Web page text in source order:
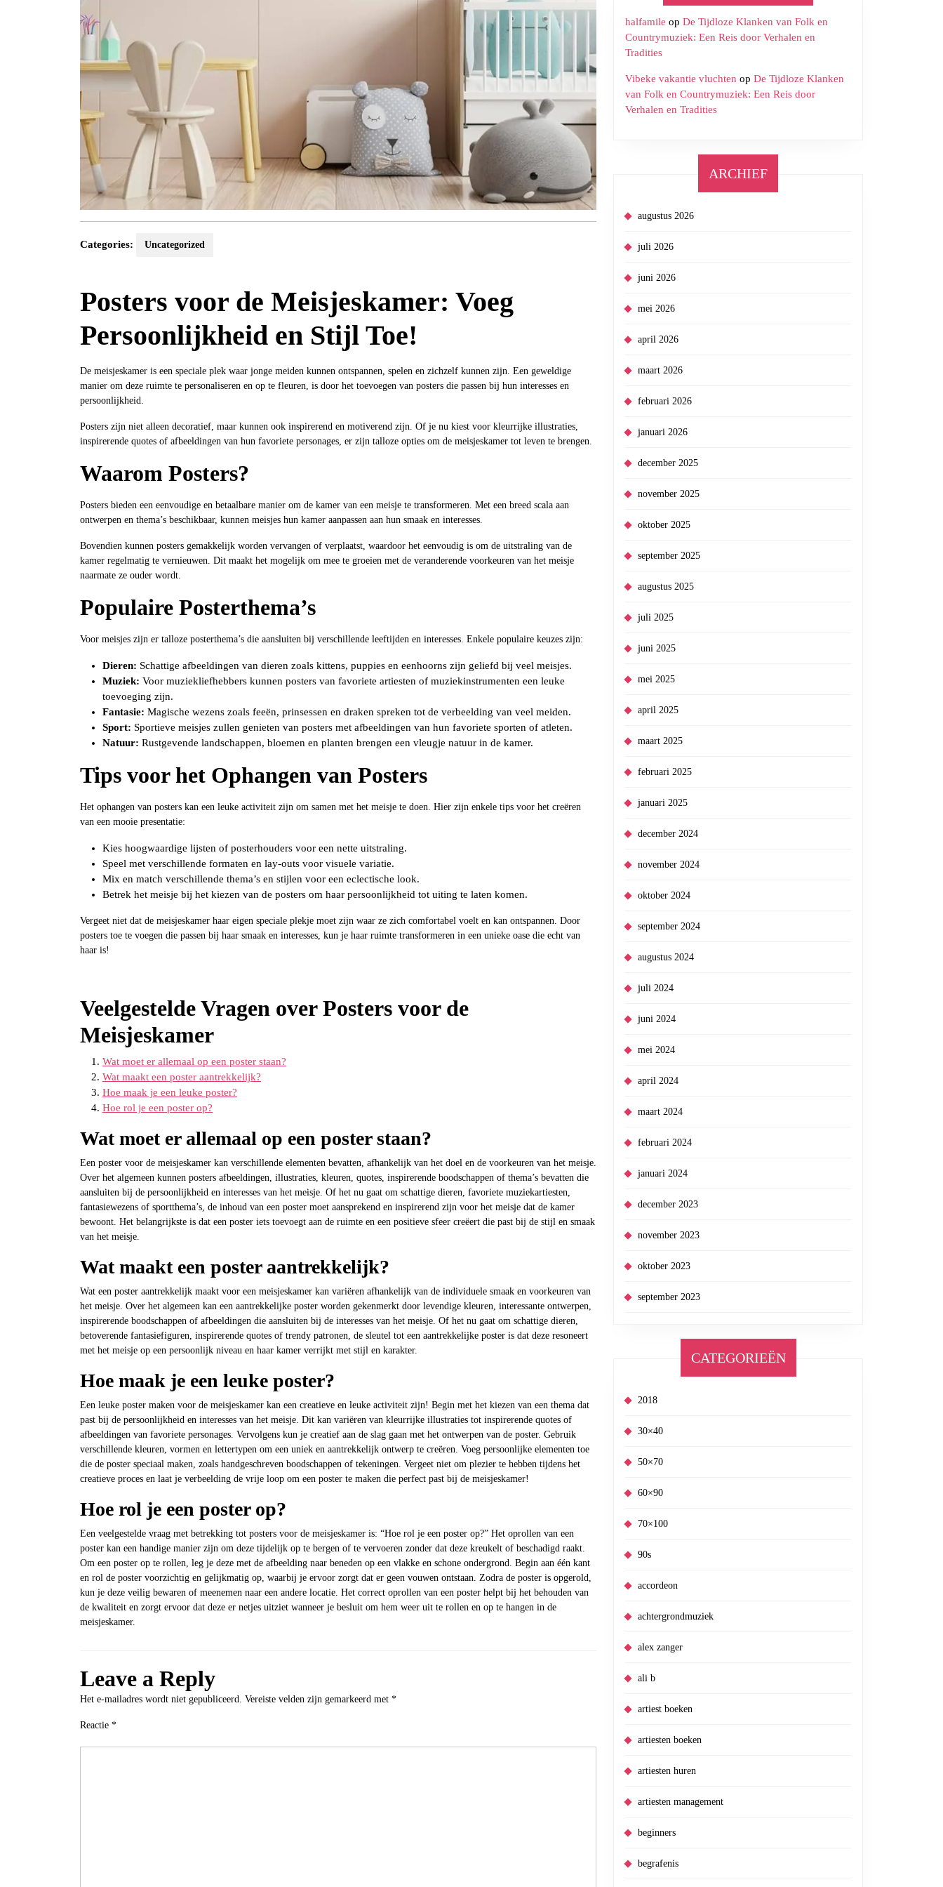
Categories: Uncategorized
Posters voor de Meisjeskamer: Voeg
Persoonlijkheid en Stijl Toe!
De meisjeskamer is een speciale plek waar jonge meiden kunnen ontspannen, spelen en zichzelf kunnen zijn. Een geweldige
manier om deze ruimte te personaliseren en op te fleuren, is door het toevoegen van posters die passen bij hun interesses en
persoonlijkheid.
Posters zijn niet alleen decoratief, maar kunnen ook inspirerend en motiverend zijn. Of je nu kiest voor kleurrijke illustraties,
inspirerende quotes of afbeeldingen van hun favoriete personages, er zijn talloze opties om de meisjeskamer tot leven te brengen.
Waarom Posters?
Posters bieden een eenvoudige en betaalbare manier om de kamer van een meisje te transformeren. Met een breed scala aan
ontwerpen en thema’s beschikbaar, kunnen meisjes hun kamer aanpassen aan hun smaak en interesses.
Bovendien kunnen posters gemakkelijk worden vervangen of verplaatst, waardoor het eenvoudig is om de uitstraling van de
kamer regelmatig te vernieuwen. Dit maakt het mogelijk om mee te groeien met de veranderende voorkeuren van het meisje
naarmate ze ouder wordt.
Populaire Posterthema’s
Voor meisjes zijn er talloze posterthema’s die aansluiten bij verschillende leeftijden en interesses. Enkele populaire keuzes zijn:
Dieren: Schattige afbeeldingen van dieren zoals kittens, puppies en eenhoorns zijn geliefd bij veel meisjes.
Muziek: Voor muziekliefhebbers kunnen posters van favoriete artiesten of muziekinstrumenten een leuke
toevoeging zijn.
Fantasie: Magische wezens zoals feeën, prinsessen en draken spreken tot de verbeelding van veel meiden.
Sport: Sportieve meisjes zullen genieten van posters met afbeeldingen van hun favoriete sporten of atleten.
Natuur: Rustgevende landschappen, bloemen en planten brengen een vleugje natuur in de kamer.
Tips voor het Ophangen van Posters
Het ophangen van posters kan een leuke activiteit zijn om samen met het meisje te doen. Hier zijn enkele tips voor het creëren
van een mooie presentatie:
Kies hoogwaardige lijsten of posterhouders voor een nette uitstraling.
Speel met verschillende formaten en lay-outs voor visuele variatie.
Mix en match verschillende thema’s en stijlen voor een eclectische look.
Betrek het meisje bij het kiezen van de posters om haar persoonlijkheid tot uiting te laten komen.
Vergeet niet dat de meisjeskamer haar eigen speciale plekje moet zijn waar ze zich comfortabel voelt en kan ontspannen. Door
posters toe te voegen die passen bij haar smaak en interesses, kun je haar ruimte transformeren in een unieke oase die echt van
haar is!
Veelgestelde Vragen over Posters voor de
Meisjeskamer
Wat moet er allemaal op een poster staan?
Wat maakt een poster aantrekkelijk?
Hoe maak je een leuke poster?
Hoe rol je een poster op?
Wat moet er allemaal op een poster staan?
Een poster voor de meisjeskamer kan verschillende elementen bevatten, afhankelijk van het doel en de voorkeuren van het meisje.
Over het algemeen kunnen posters afbeeldingen, illustraties, kleuren, quotes, inspirerende boodschappen of thema’s bevatten die
aansluiten bij de persoonlijkheid en interesses van het meisje. Of het nu gaat om schattige dieren, favoriete muziekartiesten,
fantasiewezens of sportthema’s, de inhoud van een poster moet aansprekend en inspirerend zijn voor het meisje dat de kamer
bewoont. Het belangrijkste is dat een poster iets toevoegt aan de ruimte en een positieve sfeer creëert die past bij de stijl en smaak
van het meisje.
Wat maakt een poster aantrekkelijk?
Wat een poster aantrekkelijk maakt voor een meisjeskamer kan variëren afhankelijk van de individuele smaak en voorkeuren van
het meisje. Over het algemeen kan een aantrekkelijke poster worden gekenmerkt door levendige kleuren, interessante ontwerpen,
inspirerende boodschappen of afbeeldingen die aansluiten bij de interesses van het meisje. Of het nu gaat om schattige dieren,
betoverende fantasiefiguren, inspirerende quotes of trendy patronen, de sleutel tot een aantrekkelijke poster is dat deze resoneert
met het meisje op een persoonlijk niveau en haar kamer verrijkt met stijl en karakter.
Hoe maak je een leuke poster?
Een leuke poster maken voor de meisjeskamer kan een creatieve en leuke activiteit zijn! Begin met het kiezen van een thema dat
past bij de persoonlijkheid en interesses van het meisje. Dit kan variëren van kleurrijke illustraties tot inspirerende quotes of
afbeeldingen van favoriete personages. Vervolgens kun je creatief aan de slag gaan met het ontwerpen van de poster. Gebruik
verschillende kleuren, vormen en lettertypen om een uniek en aantrekkelijk ontwerp te creëren. Voeg persoonlijke elementen toe
die de poster speciaal maken, zoals handgeschreven boodschappen of tekeningen. Vergeet niet om plezier te hebben tijdens het
creatieve proces en laat je verbeelding de vrije loop om een poster te maken die perfect past bij de meisjeskamer!
Hoe rol je een poster op?
Een veelgestelde vraag met betrekking tot posters voor de meisjeskamer is: “Hoe rol je een poster op?” Het oprollen van een
poster kan een handige manier zijn om deze tijdelijk op te bergen of te vervoeren zonder dat deze kreukelt of beschadigd raakt.
Om een poster op te rollen, leg je deze met de afbeelding naar beneden op een vlakke en schone ondergrond. Begin aan één kant
en rol de poster voorzichtig en gelijkmatig op, waarbij je ervoor zorgt dat er geen vouwen ontstaan. Zodra de poster is opgerold,
kun je deze veilig bewaren of meenemen naar een andere locatie. Het correct oprollen van een poster helpt bij het behouden van
de kwaliteit en zorgt ervoor dat deze er netjes uitziet wanneer je besluit om hem weer uit te rollen en op te hangen in de
meisjeskamer.
Leave a Reply
Het e-mailadres wordt niet gepubliceerd. Vereiste velden zijn gemarkeerd met *
Reactie *
halfamile op De Tijdloze Klanken van Folk en
Countrymuziek: Een Reis door Verhalen en
Tradities
Vibeke vakantie vluchten op De Tijdloze Klanken
van Folk en Countrymuziek: Een Reis door
Verhalen en Tradities
ARCHIEF
augustus 2026
juli 2026
juni 2026
mei 2026
april 2026
maart 2026
februari 2026
januari 2026
december 2025
november 2025
oktober 2025
september 2025
augustus 2025
juli 2025
juni 2025
mei 2025
april 2025
maart 2025
februari 2025
januari 2025
december 2024
november 2024
oktober 2024
september 2024
augustus 2024
juli 2024
juni 2024
mei 2024
april 2024
maart 2024
februari 2024
januari 2024
december 2023
november 2023
oktober 2023
september 2023
CATEGORIEËN
2018
30×40
50×70
60×90
70×100
90s
accordeon
achtergrondmuziek
alex zanger
ali b
artiest boeken
artiesten boeken
artiesten huren
artiesten management
beginners
begrafenis